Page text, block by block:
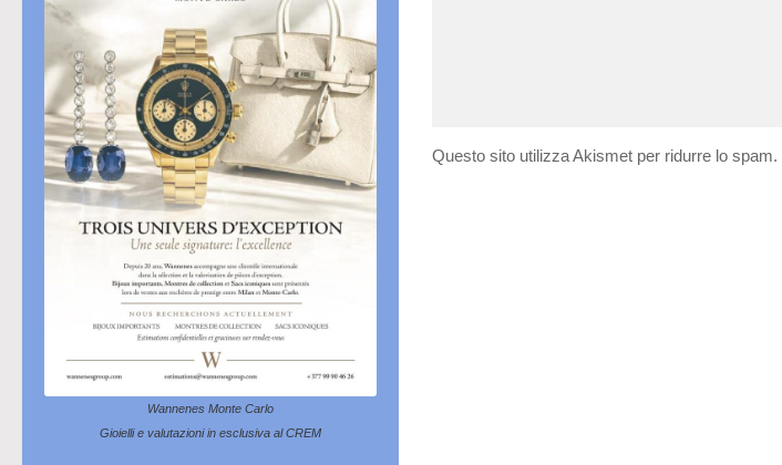
Questo sito utilizza Akismet per ridurre lo spam.
Wannenes Monte Carlo
Gioielli e valutazioni in esclusiva al CREM